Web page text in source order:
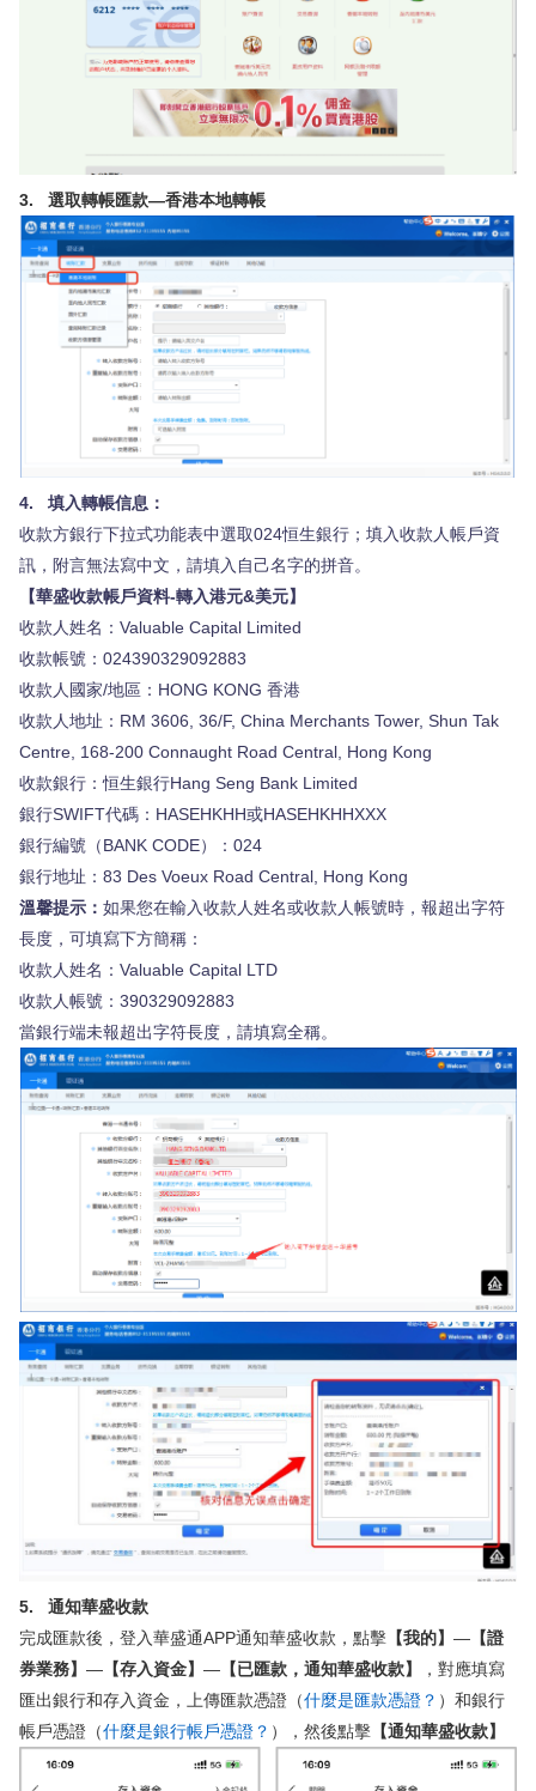
3. 選取轉帳匯款—香港本地轉帳
4. 填入轉帳信息：
收款方銀行下拉式功能表中選取024恒生銀行；填入收款人帳戶資
訊，附言無法寫中文，請填入自己名字的拼音。
【華盛收款帳戶資料-轉入港元&美元】
收款人姓名：Valuable Capital Limited
收款帳號：024390329092883
收款人國家/地區：HONG KONG 香港
收款人地址：RM 3606, 36/F, China Merchants Tower, Shun Tak
Centre, 168-200 Connaught Road Central, Hong Kong
收款銀行：恒生銀行Hang Seng Bank Limited
銀行SWIFT代碼：HASEHKHH或HASEHKHHXXX
銀行編號（BANK CODE）：024
銀行地址：83 Des Voeux Road Central, Hong Kong
溫馨提示： 如果您在輸入收款人姓名或收款人帳號時，報超出字符
長度，可填寫下方簡稱：
收款人姓名：Valuable Capital LTD
收款人帳號：390329092883
當銀行端未報超出字符長度，請填寫全稱。
5. 通知華盛收款
完成匯款後，登入華盛通APP通知華盛收款，點擊 【我的】 — 【證
券業務】 — 【存入資金】 — 【已匯款，通知華盛收款】
，對應填寫
匯出銀行和存入資金，上傳匯款憑證（什麼是匯款憑證？ ）和銀行
帳戶憑證（什麼是銀行帳戶憑證？ ），然後點擊 【通知華盛收款】